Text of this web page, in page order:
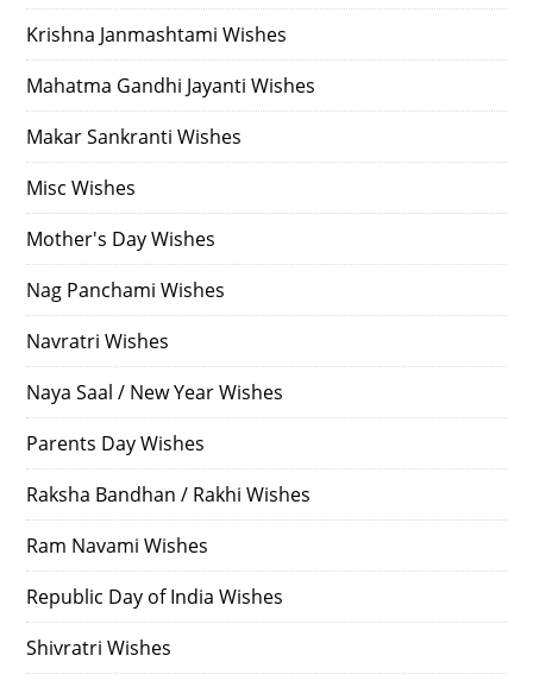
Krishna Janmashtami Wishes
Mahatma Gandhi Jayanti Wishes
Makar Sankranti Wishes
Misc Wishes
Mother's Day Wishes
Nag Panchami Wishes
Navratri Wishes
Naya Saal / New Year Wishes
Parents Day Wishes
Raksha Bandhan / Rakhi Wishes
Ram Navami Wishes
Republic Day of India Wishes
Shivratri Wishes